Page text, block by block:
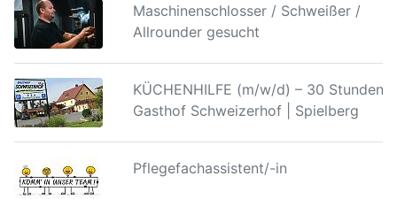
Maschinenschlosser / Schweißer /
Allrounder gesucht
KÜCHENHILFE (m/w/d) – 30 Stunden |
Gasthof Schweizerhof | Spielberg
Pflegefachassistent/-in